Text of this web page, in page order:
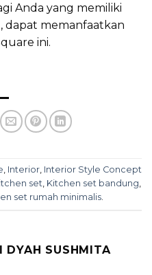
Anda yang memiliki
dapat memanfaatkan
ini.
, Interior, Interior Style Concept
set, Kitchen set bandung,
set rumah minimalis.
DYAH SUSHMITA